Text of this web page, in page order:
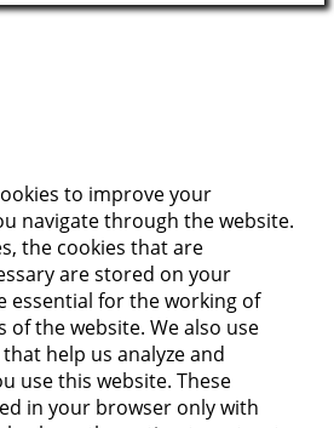
to improve your
navigate through the website.
the cookies that are
are stored on your
essential for the working of
of the website. We also use
help us analyze and
use this website. These
in your browser only with